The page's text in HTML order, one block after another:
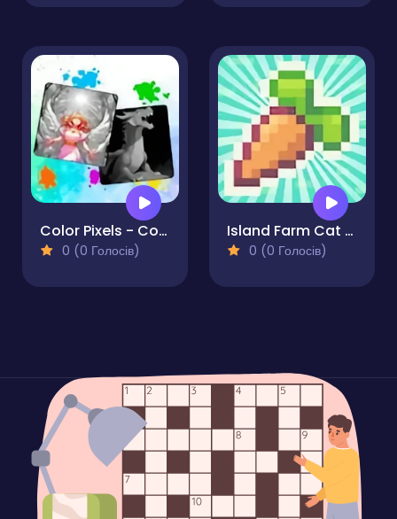
Color Pixels - Coloring by Numbers
0 (0 Голосів)
Island Farm Cat Gardener
0 (0 Голосів)